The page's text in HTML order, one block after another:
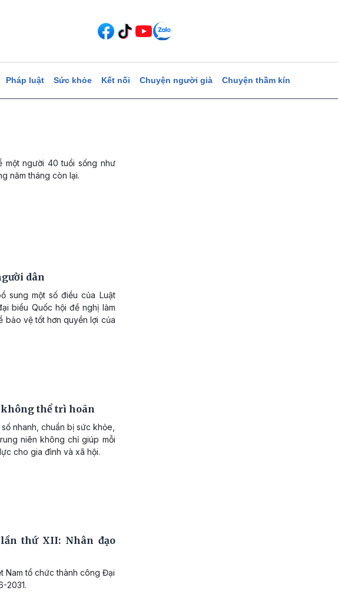
Pháp luật Sức khỏe Kết nối Chuyện người già Chuyện thầm kín
một người 40 tuổi sống như
năm tháng còn lại.
dân
sung một số điều của Luật
biểu Quốc hội đề nghị làm
bảo vệ tốt hơn quyền lợi của
không thể trì hoãn
nhanh, chuẩn bị sức khỏe,
niên không chỉ giúp mỗi
cho gia đình và xã hội.
thứ XII: Nhân đạo
Nam tổ chức thành công Đại
2031.